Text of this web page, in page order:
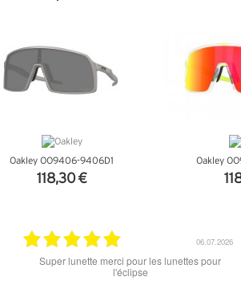
Oakley OO9406-9406D1
118,30 €
Oakley
12.06.2026
super les lunettes, très cool, merci